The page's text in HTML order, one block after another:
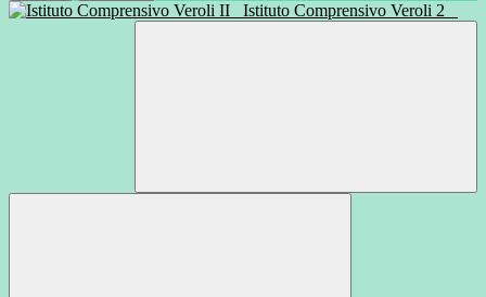
Istituto Comprensivo Veroli 2